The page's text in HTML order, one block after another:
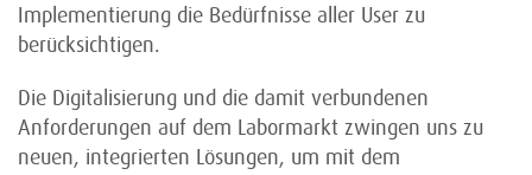
Implementierung die Bedürfnisse aller User zu
berücksichtigen.
Die Digitalisierung und die damit verbundenen
Anforderungen auf dem Labormarkt zwingen uns zu
neuen, integrierten Lösungen, um mit dem